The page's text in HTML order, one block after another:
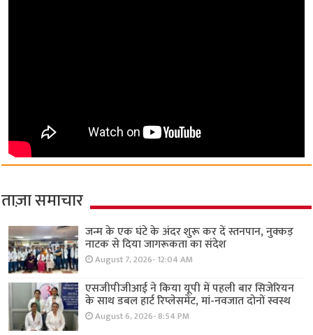
ताज़ा समाचार
जन्म के एक घंटे के अंदर शुरू कर दें स्तनपान, नुक्कड़
नाटक से दिया जागरूकता का संदेश
August 7, 2026- 12:04 AM
एसजीपीजीआई ने किया यूपी में पहली बार सिजेरियन
के साथ डबल हार्ट रिप्लेसमेंट, मां-नवजात दोनों स्वस्थ
August 6, 2026- 8:54 PM